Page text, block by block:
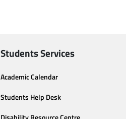
Students Services
Academic Calendar
Students Help Desk